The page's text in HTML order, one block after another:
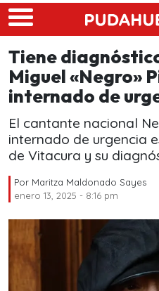
Skip to main content
Tiene
Miguel «Negro»
internado de
El cantante nacional
internado de urgencia
de Vitacura y su
Por Maritza Maldonado Sayes
enero 13, 2025 - 8:16 pm